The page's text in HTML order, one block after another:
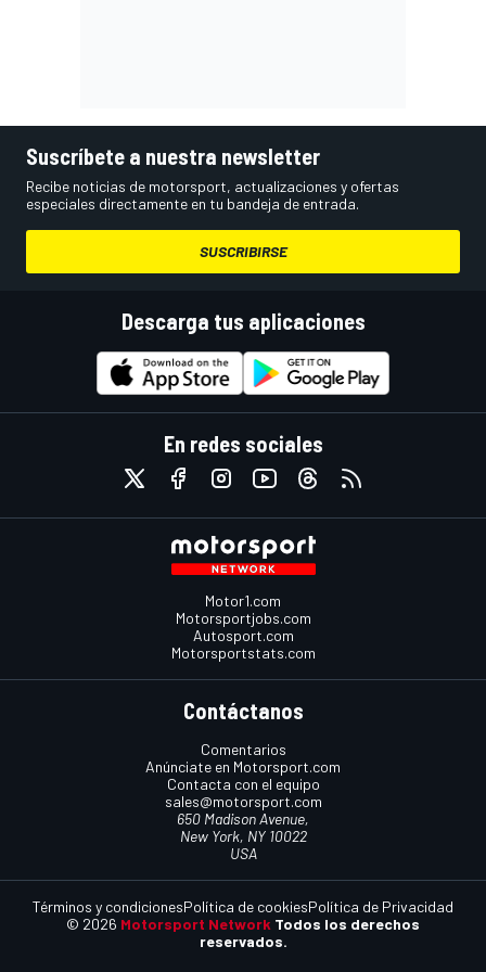
Suscríbete a nuestra newsletter
Recibe noticias de motorsport, actualizaciones y ofertas
especiales directamente en tu bandeja de entrada.
SUSCRIBIRSE
Descarga tus aplicaciones
En redes sociales
Motor1.com
Motorsportjobs.com
Autosport.com
Motorsportstats.com
Contáctanos
Comentarios
Anúnciate en Motorsport.com
Contacta con el equipo
sales@motorsport.com
650 Madison Avenue,
New York, NY 10022
USA
© 2026 Motorsport Network Todos los derechos
reservados.
Términos y condicionesPolítica de cookiesPolítica de Privacidad